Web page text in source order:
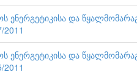
ენერგეტიკისა და
2011
ენერგეტიკისა და
2011